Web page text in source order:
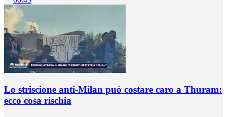
Lo striscione anti-Milan può costare caro a Thuram:
ecco cosa rischia